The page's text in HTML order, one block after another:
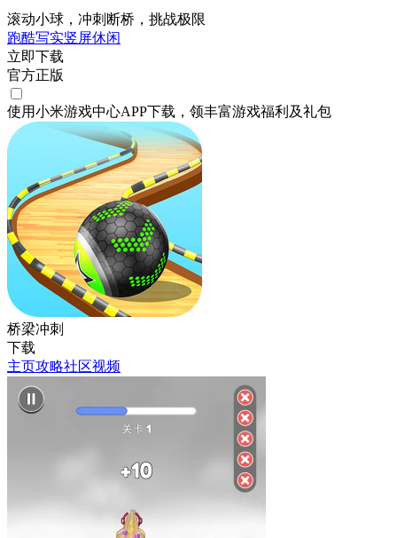
滚动小球，冲刺断桥，挑战极限
跑酷写实竖屏休闲
立即下载
官方正版
使用小米游戏中心APP下载 ，领丰富游戏福利 及礼包
桥梁冲刺
下载
主页攻略社区视频